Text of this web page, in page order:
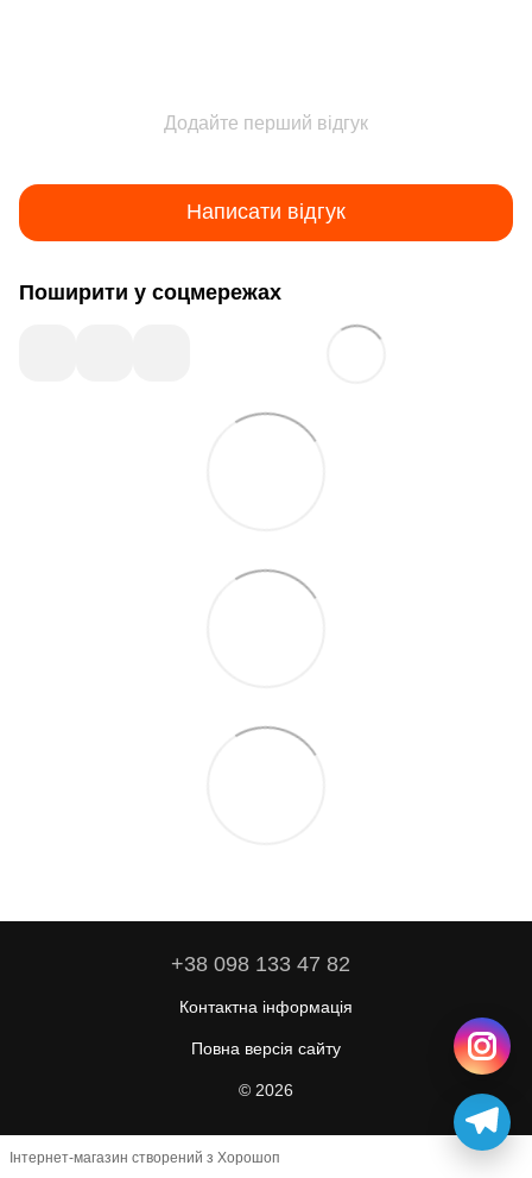
Додайте перший відгук
Написати відгук
Поширити у соцмережах
+38 098 133 47 82
Контактна інформація
Повна версія сайту
© 2026
Інтернет-магазин створений з Хорошоп